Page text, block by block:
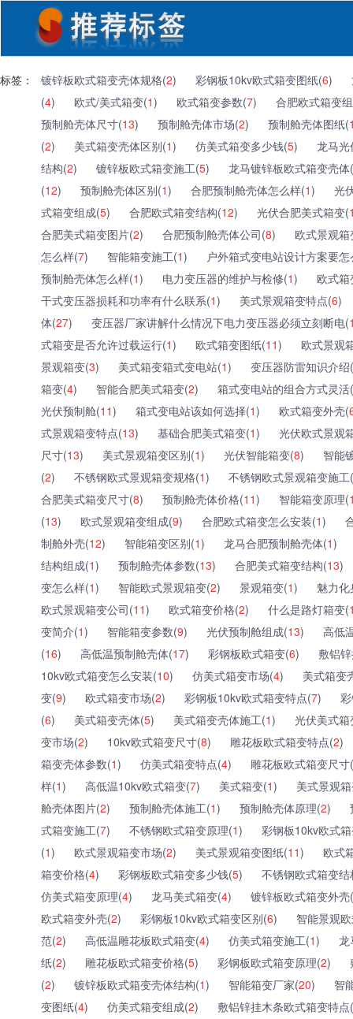
标签： 镀锌板欧式箱变壳体规格(2) 彩钢板10kv欧式箱变图纸(6)
(4) 欧式/美式箱变(1) 欧式箱变参数(7)
合肥欧式箱变
预制舱壳体尺寸(13) 预制舱壳体市场(2) 预制舱壳体图纸(
(2) 美式箱变壳体区别(1) 仿美式箱变多少钱(5)
龙马
结构(2) 镀锌板欧式箱变施工(5)
龙马镀锌板欧式箱变壳体(
(12) 预制舱壳体区别(1) 合肥预制舱壳体怎么样(1)
光
式箱变组成(5) 合肥欧式箱变结构(12) 光伏合肥美式箱变(
合肥美式箱变图片(2) 合肥预制舱壳体公司(8)
欧式景观
怎么样(7) 智能箱变施工(1)
户外箱式变电站设计方案要
预制舱壳体怎么样(1) 电力变压器的维护与检修(1)
欧式
干式变压器损耗和功率有什么联系(1) 美式景观箱变特点(6)
体(27) 变压器厂家讲解什么情况下电力变压器必须立刻断电(
式箱变是否允许过载运行(1) 欧式箱变图纸(11)
欧式景观
景观箱变(3) 美式箱变箱式变电站(1)
变压器防雷知识介绍(
箱变(4) 智能合肥美式箱变(2)
箱式变电站的组合方式灵活(
光伏预制舱(11) 箱式变电站该如何选择(1) 欧式箱变外壳(
式景观箱变特点(13) 基础合肥美式箱变(1)
光伏欧式景观
尺寸(13) 美式景观箱变区别(1) 光伏智能箱变(8)
智能
(2) 不锈钢欧式景观箱变规格(1)
不锈钢欧式景观箱变施工(
合肥美式箱变尺寸(8) 预制舱壳体价格(11) 智能箱变原理(
(13) 欧式景观箱变组成(9) 合肥欧式箱变怎么安装(1)
制舱外壳(12) 智能箱变区别(1) 龙马合肥预制舱壳体(1)
结构组成(1) 预制舱壳体参数(13) 合肥美式箱变结构(13)
变怎么样(1) 智能欧式景观箱变(2) 景观箱变(1)
魅力
欧式景观箱变公司(11) 欧式箱变价格(2) 什么是路灯箱变(
变简介(1) 智能箱变参数(9) 光伏预制舱组成(13)
高低
(16) 高低温预制舱壳体(17) 彩钢板欧式箱变(6)
敷铝
10kv欧式箱变怎么安装(10) 仿美式箱变市场(4)
美式箱变
变(9) 欧式箱变市场(2) 彩钢板10kv欧式箱变特点(7)
(6) 美式箱变壳体(5) 美式箱变壳体施工(1)
光伏美式
变市场(2) 10kv欧式箱变尺寸(8) 雕花板欧式箱变特点(2)
箱变壳体参数(1) 仿美式箱变特点(4)
雕花板欧式箱变尺寸(
样(1) 高低温10kv欧式箱变(7) 美式箱变(1)
美式景观
舱壳体图片(2) 预制舱壳体施工(1) 预制舱壳体原理(2)
式箱变施工(7) 不锈钢欧式箱变原理(1)
彩钢板10kv欧式
(1) 欧式景观箱变市场(2) 美式景观箱变图纸(11)
欧式
箱变价格(4) 彩钢板欧式箱变多少钱(5)
不锈钢欧式箱变结
仿美式箱变原理(4) 龙马美式箱变(4)
镀锌板欧式箱变外壳(
欧式箱变外壳(2) 彩钢板10kv欧式箱变区别(6)
智能景观
范(2) 高低温雕花板欧式箱变(4) 仿美式箱变施工(1)
龙
纸(2) 雕花板欧式箱变价格(5) 彩钢板欧式箱变原理(2)
(2) 镀锌板欧式箱变壳体结构(1) 智能箱变厂家(20)
智
变图纸(4) 仿美式箱变组成(2)
敷铝锌挂木条欧式箱变特点(